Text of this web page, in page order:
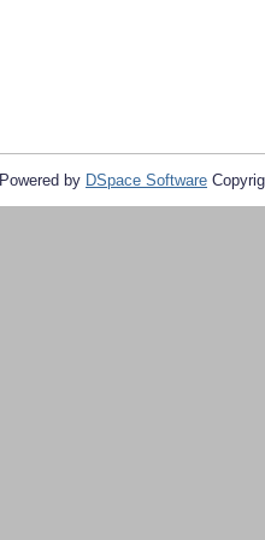
Powered by DSpace Software